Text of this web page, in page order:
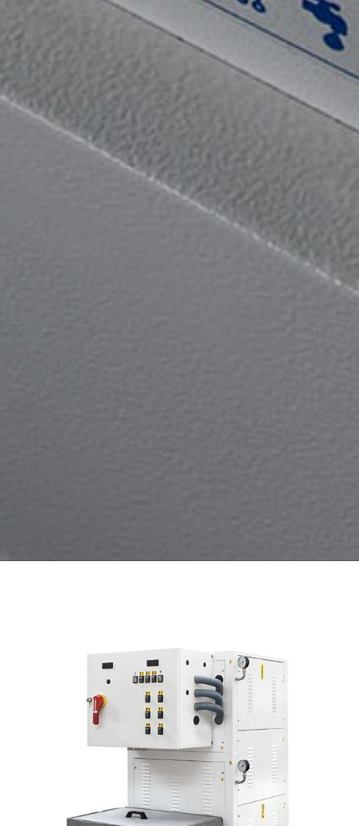
dalla Dichiarazione sui cookie.
Utilizziamo i cookie per personalizzare contenuti ed
annunci, per fornire funzionalità dei social media e per
analizzare il nostro traffico. Condividiamo inoltre
informazioni sul modo in cui utilizza il nostro sito con i
nostri partner che si occupano di analisi dei dati web,
pubblicità e social media, i quali potrebbero combinarle
con altre informazioni che ha fornito loro o che hanno
raccolto dal suo utilizzo dei loro servizi.